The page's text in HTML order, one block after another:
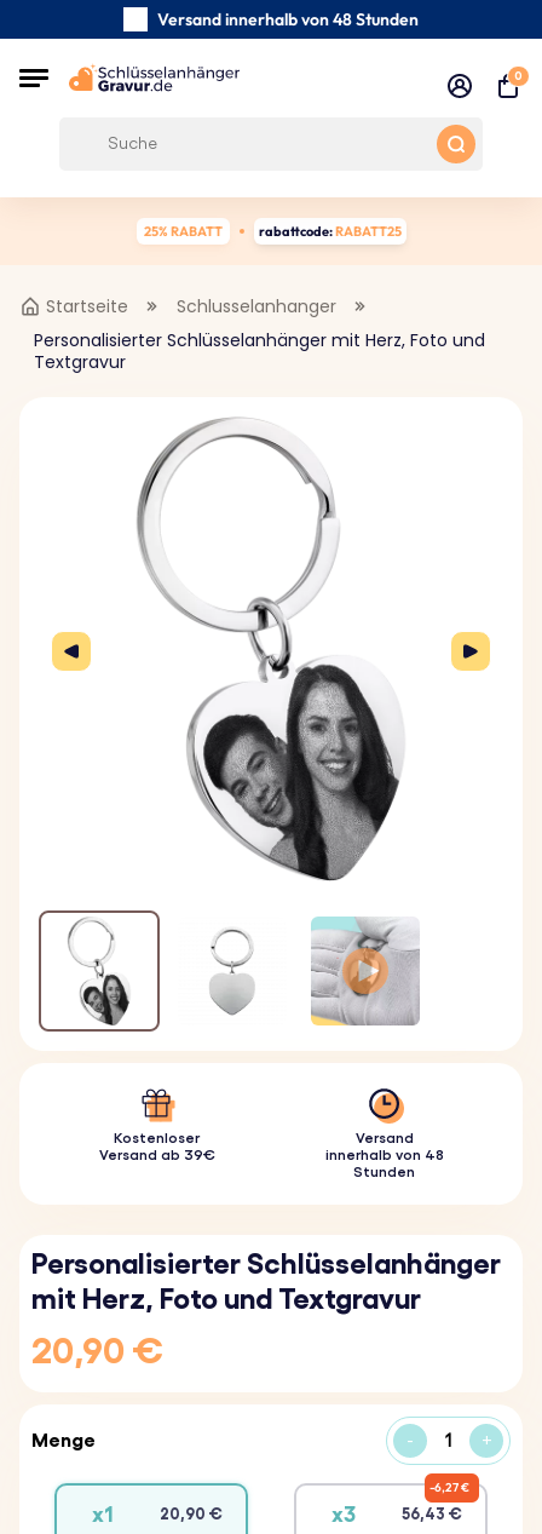
Versand innerhalb von 48 Stunden
0
25% RABATT rabattcode:RABATT25
Startseite
Schlusselanhanger
Personalisierter Schlüsselanhänger mit Herz, Foto und
Textgravur
Kostenloser
Versand ab 39€
Versand
innerhalb von 48
Stunden
Personalisierter Schlüsselanhänger
mit Herz, Foto und Textgravur
20,90 €
Menge - +
x1 20,90 € x3 56,43 €
6,27 €